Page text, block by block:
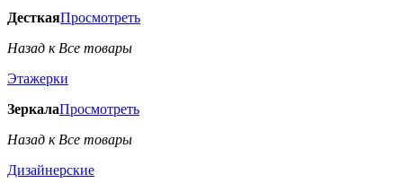
ДесткаяПросмотреть
Назад к Все товары
Этажерки
ЗеркалаПросмотреть
Назад к Все товары
Дизайнерские